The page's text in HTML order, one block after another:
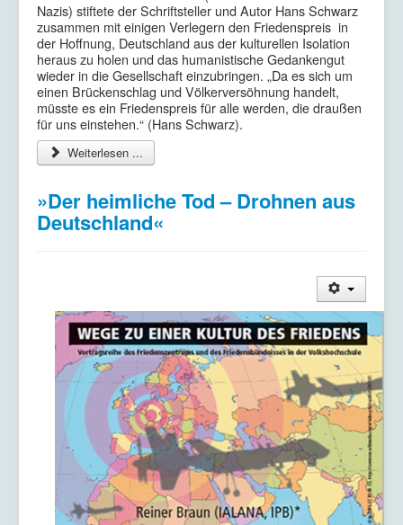
Nazis) stiftete der Schriftsteller und Autor Hans Schwarz
zusammen mit einigen Verlegern den Friedenspreis in
der Hoffnung, Deutschland aus der kulturellen Isolation
heraus zu holen und das humanistische Gedankengut
wieder in die Gesellschaft einzubringen. „Da es sich um
einen Brückenschlag und Völkerversöhnung handelt,
müsste es ein Friedenspreis für alle werden, die draußen
für uns einstehen.“ (Hans Schwarz).
Weiterlesen ...
»Der heimliche Tod – Drohnen aus
Deutschland«